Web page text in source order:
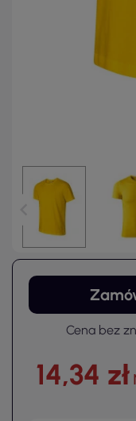
Cena bez
14,34 zł